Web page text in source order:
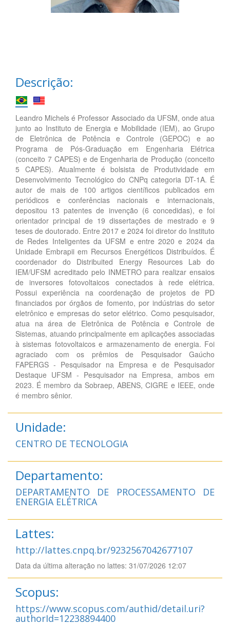
Descrição:
Leandro Michels é Professor Associado da UFSM, onde atua
junto ao Instituto de Energia e Mobilidade (IEM), ao Grupo
de Eletrônica de Potência e Controle (GEPOC) e ao
Programa de Pós-Graduação em Engenharia Elétrica
(conceito 7 CAPES) e de Engenharia de Produção (conceito
5 CAPES). Atualmente é bolsista de Produtividade em
Desenvolvimento Tecnológico do CNPq categoria DT-1A. É
autor de mais de 100 artigos científicos publicados em
periódicos e conferências nacionais e internacionais,
depositou 13 patentes de invenção (6 concedidas), e foi
orientador principal de 19 dissertações de mestrado e 9
teses de doutorado. Entre 2017 e 2024 foi diretor do Instituto
de Redes Inteligentes da UFSM e entre 2020 e 2024 da
Unidade Embrapii em Recursos Energéticos Distribuídos. É
coordenador do Distribuited Energy Resources Lab do
IEM/UFSM acreditado pelo INMETRO para realizar ensaios
de inversores fotovoltaicos conectados à rede elétrica.
Possui experiência na coordenação de projetos de PD
financiados por órgãos de fomento, por indústrias do setor
eletrônico e empresas do setor elétrico. Como pesquisador,
atua na área de Eletrônica de Potência e Controle de
Sistemas, atuando principalmente em aplicações associadas
à sistemas fotovoltaicos e armazenamento de energia. Foi
agraciado com os prêmios de Pesquisador Gaúcho
FAPERGS - Pesquisador na Empresa e de Pesquisador
Destaque UFSM - Pesquisador na Empresa, ambos em
2023. É membro da Sobraep, ABENS, CIGRE e IEEE, onde
é membro sênior.
Unidade:
CENTRO DE TECNOLOGIA
Departamento:
DEPARTAMENTO DE PROCESSAMENTO DE
ENERGIA ELÉTRICA
Lattes:
http://lattes.cnpq.br/9232567042677107
Data da última alteração no lattes: 31/07/2026 12:07
Scopus:
https://www.scopus.com/authid/detail.uri?
authorId=12238894400